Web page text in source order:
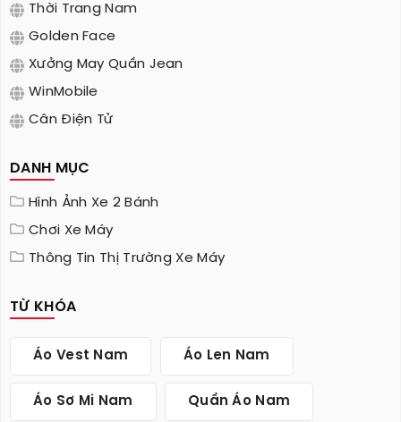
Thời Trang Nam
Golden Face
Xưởng May Quần Jean
WinMobile
Cân Điện Tử
DANH MỤC
Hình Ảnh Xe 2 Bánh
Chơi Xe Máy
Thông Tin Thị Trường Xe Máy
TỪ KHÓA
Áo Vest Nam Áo Len Nam
Áo Sơ Mi Nam Quần Áo Nam